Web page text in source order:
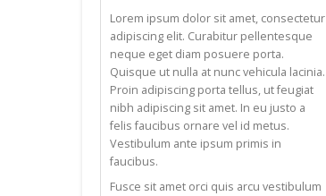
Lorem ipsum dolor sit amet, consectetur
adipiscing elit. Curabitur pellentesque
neque eget diam posuere porta.
Quisque ut nulla at nunc vehicula lacinia.
Proin adipiscing porta tellus, ut feugiat
nibh adipiscing sit amet. In eu justo a
felis faucibus ornare vel id metus.
Vestibulum ante ipsum primis in
faucibus.
Fusce sit amet orci quis arcu vestibulum